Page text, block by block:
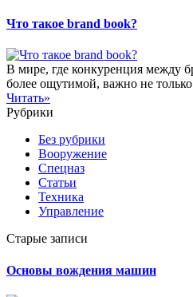
Что такое brand book?
В мире, где конкуренция между
более ощутимой, важно не только
Читать»
Рубрики
Без рубрики
Вооружение
Спецназ
Статьи
Техника
Управление
Старые записи
Основы вождения машин